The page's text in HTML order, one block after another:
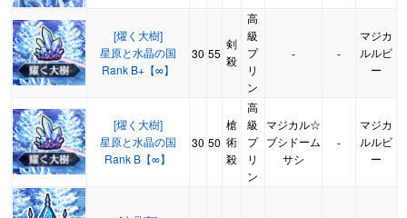
[燿く大樹]
星原と水晶の国
Rank B+【∞】
30 55
剣
殺
高
級
プ
リ
ン
- -
マジカ
ルルビ
ー
[燿く大樹]
星原と水晶の国
Rank B【∞】
30 50
槍
術
殺
高
級
プ
リ
ン
マジカル☆
ブシドーム
サシ
-
マジカ
ルルビ
ー